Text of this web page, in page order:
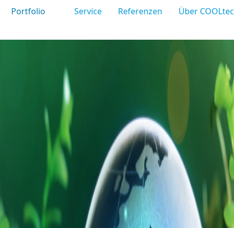
Portfolio Service Referenzen Über COOLtec